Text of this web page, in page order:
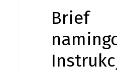
Brief